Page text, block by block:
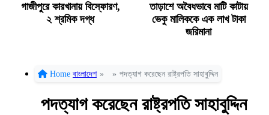
গাজীপুরে কারখানায় বিস্ফোরণ,
২ শ্রমিক দগ্ধ
তাড়াশে অবৈধভাবে মাটি কাটায়
ভেকু মালিককে এক লাখ টাকা
জরিমানা
Home বাংলাদেশ » » পদত্যাগ করেছেন রাষ্ট্রপতি সাহাবুদ্দিন
পদত্যাগ করেছেন রাষ্ট্রপতি সাহাবুদ্দিন